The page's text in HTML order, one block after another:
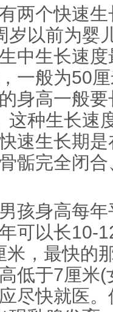
两个快速
岁以前为婴
中生长速
一般为50
身高一般
这种生长速
速生长期
骺完全闭
孩身高每
可以长10-
米，最快的
低于7厘米
尽快就医